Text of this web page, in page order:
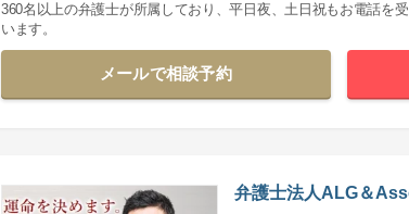
360名以上の弁護士が所属しており、平日夜、土日祝もお電話を
います。
メールで相談予約
弁護士法人ALG＆